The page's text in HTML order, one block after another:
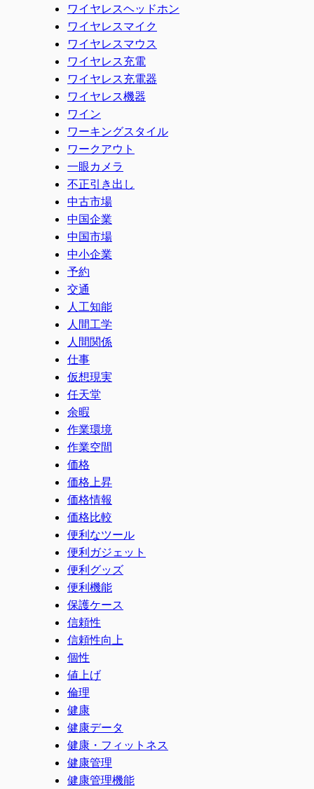
ワイヤレスヘッドホン
ワイヤレスマイク
ワイヤレスマウス
ワイヤレス充電
ワイヤレス充電器
ワイヤレス機器
ワイン
ワーキングスタイル
ワークアウト
一眼カメラ
不正引き出し
中古市場
中国企業
中国市場
中小企業
予約
交通
人工知能
人間工学
人間関係
仕事
仮想現実
任天堂
余暇
作業環境
作業空間
価格
価格上昇
価格情報
価格比較
便利なツール
便利ガジェット
便利グッズ
便利機能
保護ケース
信頼性
信頼性向上
個性
値上げ
倫理
健康
健康データ
健康・フィットネス
健康管理
健康管理機能